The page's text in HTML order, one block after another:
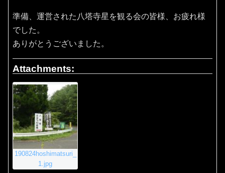
準備、運営された八塔寺星を観る会の皆様、お疲れ様
でした。
ありがとうございました。
Attachments:
190824hoshimatsuri_
1.jpg